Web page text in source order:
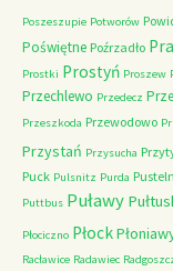
Poszeszupie Potworów
Poświętne Poźrzadło
Prostki Prostyń Proszew
Przechlewo Przedecz
Przeszkoda Przewodowo
Przystań Przysucha
Puck Pulsnitz Purda
Puttbus Puławy
Płociczno Płock
Racławice Radawiec